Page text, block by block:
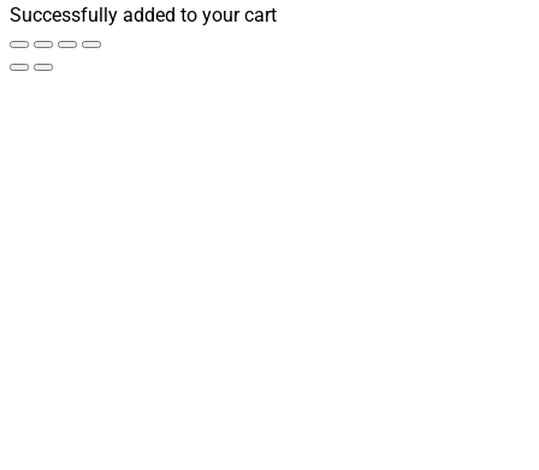
Successfully added to your cart